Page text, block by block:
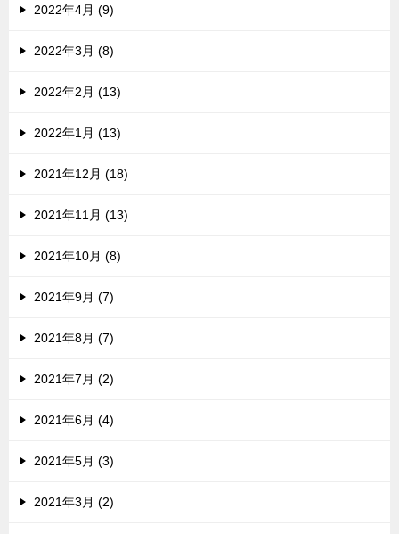
2022年4月 (9)
2022年3月 (8)
2022年2月 (13)
2022年1月 (13)
2021年12月 (18)
2021年11月 (13)
2021年10月 (8)
2021年9月 (7)
2021年8月 (7)
2021年7月 (2)
2021年6月 (4)
2021年5月 (3)
2021年3月 (2)